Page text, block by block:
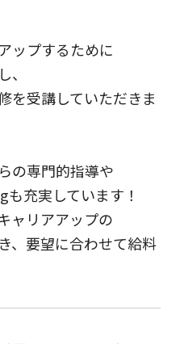
ップするために
を受講していただきま
の専門的指導や
充実しています！
ャリアアップの
、要望に合わせて給料